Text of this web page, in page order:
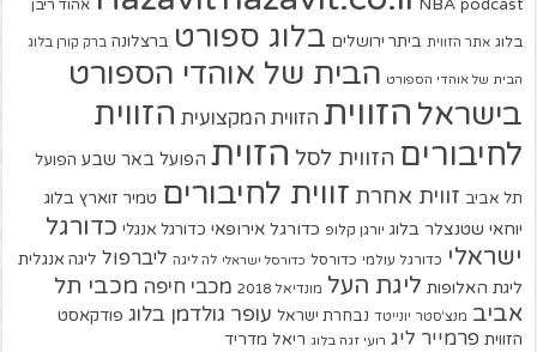
podcast אהוד ריבן
בלוג אתר הזווית ביתר ירושלים בלוג ספורט ברצלונה ברק קורן בלוג
הבית של אוהדי הספורט הבית של אוהדי הספורט
בישראל הזווית הזווית המקצועית הזווית
לחיבורים הזווית לסל הזוית הפועל באר שבע הפועל
תל אביב זווית אחרת זווית לחיבורים טמיר זוארץ בלוג
יוחאי שטנצלר בלוג יורגן קלופ כדורגל אירופאי כדורגל אנגלי כדורגל
ישראלי כדורגל עולמי כדורסל כדורסל ישראלי לה ליגה ליברפול ליגה אנגלית
ליגת האלופות ליגת העל מונדיאל 2018 מכבי חיפה מכבי תל
אביב מנצ'סטר יונייטד נבחרת ישראל עופר גולדמן בלוג פודקאסט
הזווית פרמייר ליג רועי זגה בלוג ריאל מדריד